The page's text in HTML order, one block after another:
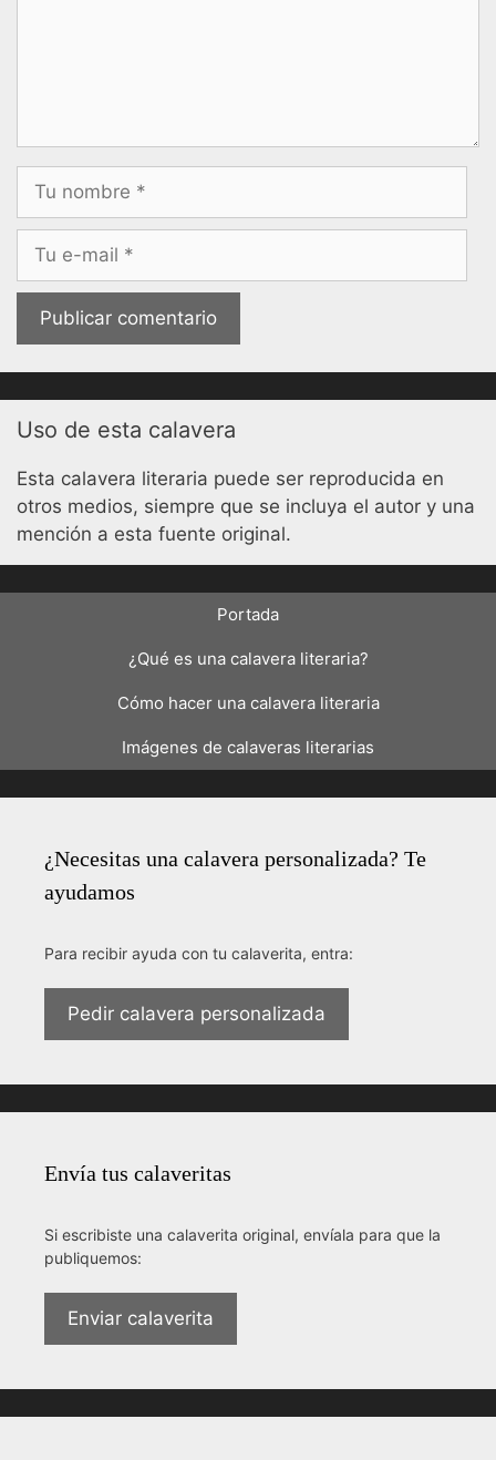
Nombre
Correo
Uso de esta calavera
Esta calavera literaria puede ser reproducida en
otros medios, siempre que se incluya el autor y una
mención a esta fuente original.
Portada
¿Qué es una calavera literaria?
Cómo hacer una calavera literaria
Imágenes de calaveras literarias
¿Necesitas una calavera personalizada? Te
ayudamos
Para recibir ayuda con tu calaverita, entra:
Pedir calavera personalizada
Envía tus calaveritas
Si escribiste una calaverita original, envíala para que la
publiquemos:
Enviar calaverita